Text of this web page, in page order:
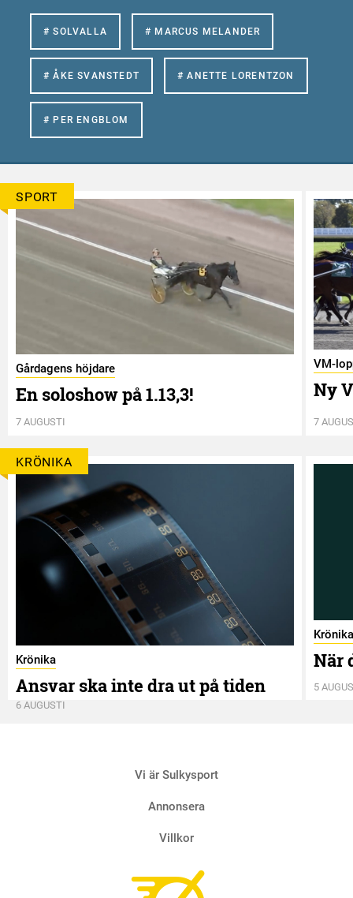
# SOLVALLA # MARCUS MELANDER
# ÅKE SVANSTEDT # ANETTE LORENTZON
# PER ENGBLOM
SPORT
Gårdagens höjdare
En soloshow på 1.13,3!
7 AUGUSTI
VM-
Ny
7
KRÖNIKA
Krönika
Ansvar ska inte dra ut på tiden
6 AUGUSTI
Krönika
När
5
Vi är Sulkysport
Annonsera
Villkor